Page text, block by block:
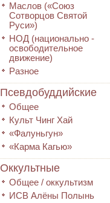
Маслов («Союз
Сотворцов Святой
Руси»)
НОД (национально -
освободительное
движение)
Разное
Псевдобуддийские
Общее
Культ Чинг Хай
«Фалуньгун»
«Карма Кагью»
Оккультные
Общее / оккультизм
ИСВ Алёны Полынь